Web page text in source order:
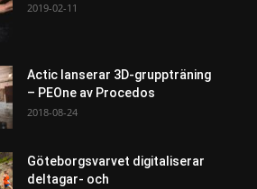
2019-02-11
Actic lanserar 3D-gruppträning
– PEOne av Procedos
2018-08-24
Göteborgsvarvet digitaliserar
deltagar- och